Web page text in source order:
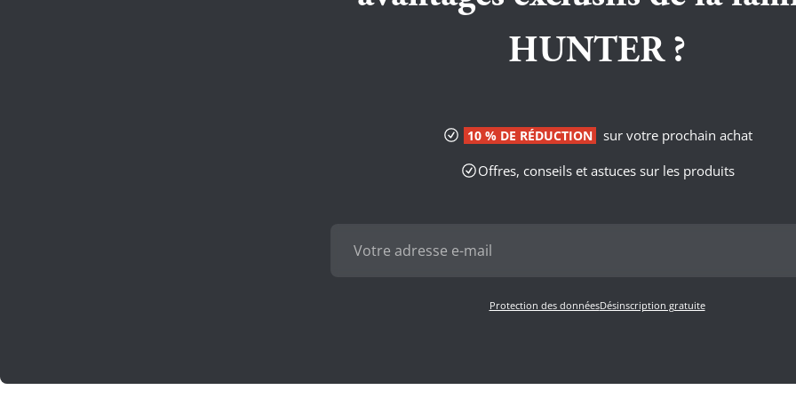
HUNTER ?
10 % DE RÉDUCTION
sur votre prochain achat
Offres, conseils et astuces sur les produits
Protection des donnéesDésinscription gratuite